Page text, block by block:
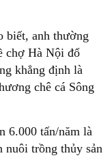
biết, anh thường
chợ Hà Nội đổ
khẳng định là
chê cá Sông
6.000 tấn/năm là
nuôi trồng thủy sản